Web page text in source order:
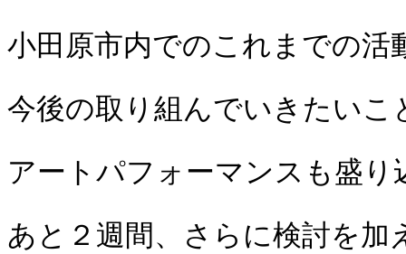
小田原市内でのこれまでの活
今後の取り組んでいきたい
アートパフォーマンスも盛り
あと２週間、さらに検討を加